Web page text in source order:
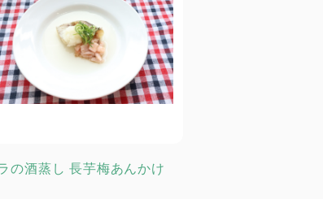
の酒蒸し 長芋梅あんかけ